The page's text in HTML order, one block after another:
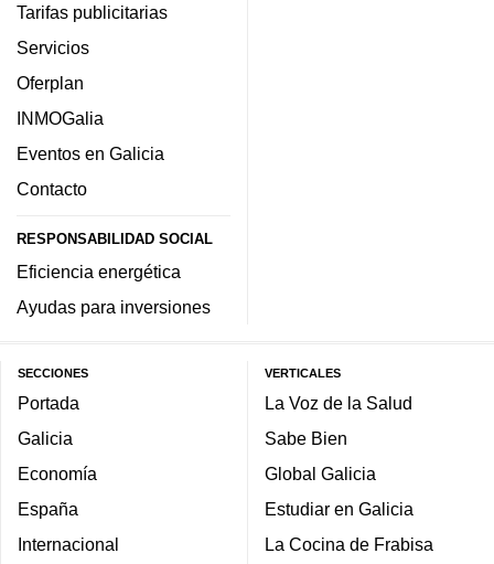
Tarifas publicitarias
Servicios
Oferplan
INMOGalia
Eventos en Galicia
Contacto
RESPONSABILIDAD SOCIAL
Eficiencia energética
Ayudas para inversiones
SECCIONES
Portada
Galicia
Economía
España
Internacional
VERTICALES
La Voz de la Salud
Sabe Bien
Global Galicia
Estudiar en Galicia
La Cocina de Frabisa